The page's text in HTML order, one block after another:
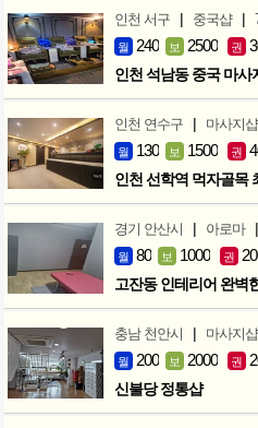
인천 서구 | 중국샵 |
월 240 보 2500 권
인천 석남동 중국 마사
인천 연수구 | 마사지샵
월 130 보 1500 권
인천 선학역 먹자골목
경기 안산시 | 아로마 |
월 80 보 1000 권
고잔동 인테리어 완벽
충남 천안시 | 마사지샵
월 200 보 2000 권
신불당 정통샵